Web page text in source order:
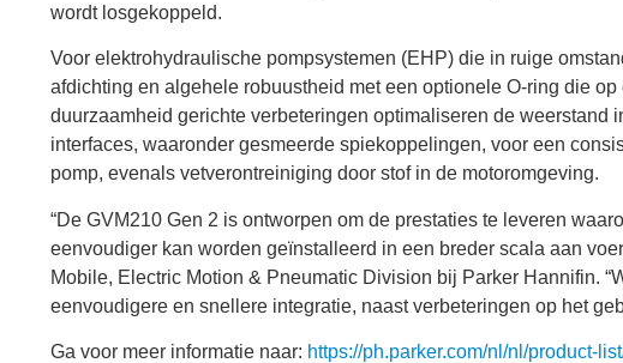
wordt losgekoppeld.
Voor elektrohydraulische pompsystemen (EHP) die in ruige
afdichting en algehele robuustheid met een optionele O-ring die
duurzaamheid gerichte verbeteringen optimaliseren de
interfaces, waaronder gesmeerde spiekoppelingen, voor een
pomp, evenals vetverontreiniging door stof in de motoromgeving.
“De GVM210 Gen 2 is ontworpen om de prestaties te leveren
eenvoudiger kan worden geïnstalleerd in een breder scala aan
Mobile, Electric Motion & Pneumatic Division bij Parker Hannifin.
eenvoudigere en snellere integratie, naast verbeteringen op het
Ga voor meer informatie naar: https://ph.parker.com/nl/nl/product-